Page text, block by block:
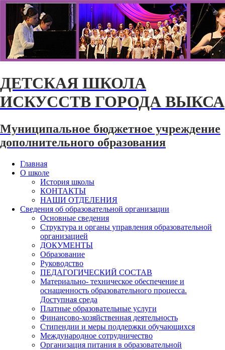
ДЕТСКАЯ ШКОЛА
ИСКУССТВ ГОРОДА ВЫКСА
Муниципальное бюджетное учреждение
дополнительного образования
Главная
О школе
История школы
КОНТАКТЫ
НАШИ ОТДЕЛЕНИЯ
Сведения об образовательной организации
Основные сведения
Структура и органы управления образовательной
организацией
ДОКУМЕНТЫ
Образование
Руководство
ПЕДАГОГИЧЕСКИЙ СОСТАВ
Материально- техническое обеспечение и
оснащенность образовательного процесса.
Доступная среда
Платные образовательные услуги
Финансово-хозяйственная деятельность
Стипендии и меры поддержки обучающихся
Международное сотрудничество
Организация питания в образовательной